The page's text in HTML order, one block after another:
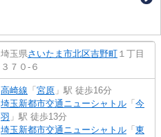
埼玉県さいたま市北区吉野町 １丁目
３７０-６
高崎線 「 宮原 」駅 徒歩16分
埼玉新都市交通ニューシャトル 「 今
羽 」駅 徒歩13分
埼玉新都市交通ニューシャトル 「 東